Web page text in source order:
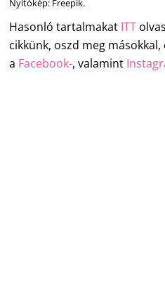
Nyitókép: Freepik.
Hasonló tartalmakat ITT
cikkünk, oszd meg
a Facebook-, valamint